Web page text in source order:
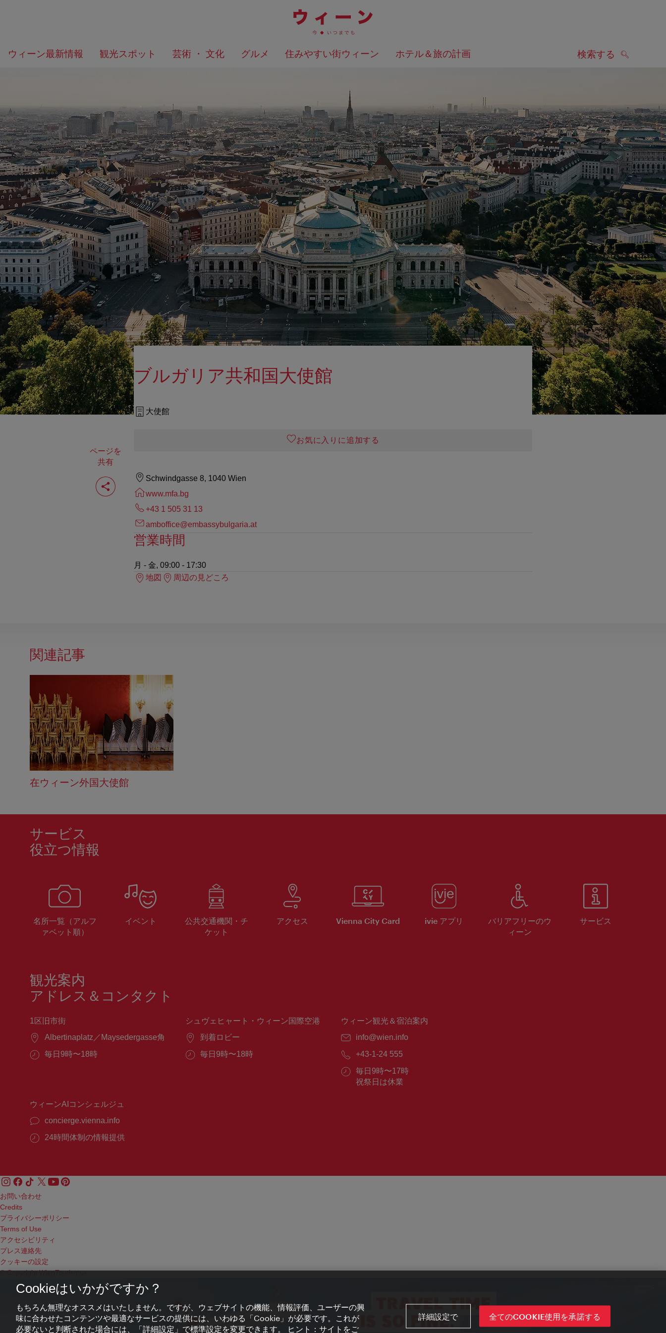
ニ
の
ッ
プ
へ
ウィーン最新情報 観光スポット 芸術 ・ 文化 グルメ 住みやすい街ウィーン ホテル＆旅の計画 検索する
何
を
か？
ページを
共有
ペ
ー
ジ
ブルガリア共和国大使館
大使館
お気に入りに追加する
Schwindgasse 8, 1040 Wien
www.mfa.bg
+43 1 505 31 13
amboffice@embassybulgaria.at
営業時間
月 - 金, 09:00 - 17:30
地図
周辺の見どころ
関連記事
在ウィーン外国大使館
サービス
役立つ情報
名所一覧（アルフ
ァベット順）
イベント
公共交通機関・チ
ケット
アクセス Vienna City Card ivie アプリ
バリアフリーのウ
ィーン
サービス
観光案内
アドレス＆コンタクト
1区旧市街
場
Albertinaplatz／Maysedergasse角
営
毎日9時〜18時
シュヴェヒャート・ウィーン国際空港
場
到着ロビー
営
毎日9時〜18時
ウィーン観光＆宿泊案内
E
ー
ル：
info@wien.info
電
番
号：
+43-1-24 555
営
業
毎日9時〜17時
祝祭日は休業
ウィーンAIコンシェルジュ
concierge.vienna.info
24時間体制の情報提供
お問い合わせ
Credits
プライバシーポリシー
Terms of Use
アクセシビリティ
プレス連絡先
クッキーの設定
© Copyright WienTourismus
Cookieはいかがですか？
もちろん無理なオススメはいたしません。ですが、ウェブサイトの機能、情報評価、ユーザーの興
味に合わせたコンテンツや最適なサービスの提供には、いわゆる「Cookie」が必要です。これが
必要ないと判断された場合には、「詳細設定」で標準設定を変更できます。 ヒント：サイトをご
詳細設定で 全てのCOOKIE使用を承諾する